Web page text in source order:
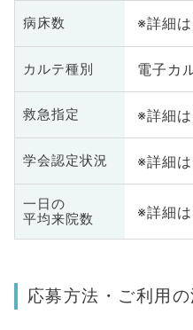
病床数 ※詳細
カルテ種別 電子カ
救急指定 ※詳細
学会認定状況 ※詳細
一日の
平均来院数
※詳細
応募方法・ご利用